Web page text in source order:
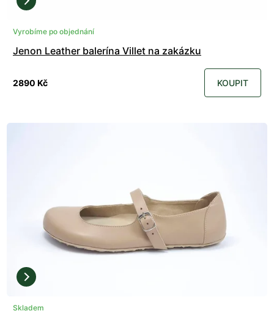
Vyrobíme po objednání
Jenon Leather balerína Villet na zakázku
2890 Kč KOUPIT
Skladem